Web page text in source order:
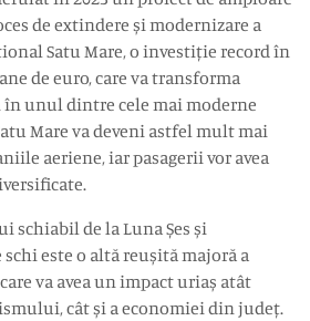
de extindere și modernizare a
Satu Mare, o investiție record în
de euro, care va transforma
unul dintre cele mai moderne
Mare va deveni astfel mult mai
aeriene, iar pasagerii vor avea
schiabil de la Luna Șes și
este o altă reușită majoră a
va avea un impact uriaș atât
cât și a economiei din județ.